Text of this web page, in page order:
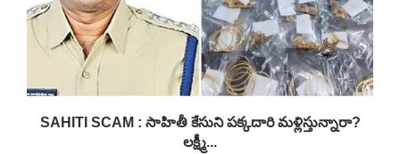
SAHITI SCAM : సాహితీ కేసుని పక్కదారి మళ్లిస్తున్నారా?
లక్ష్మీ...